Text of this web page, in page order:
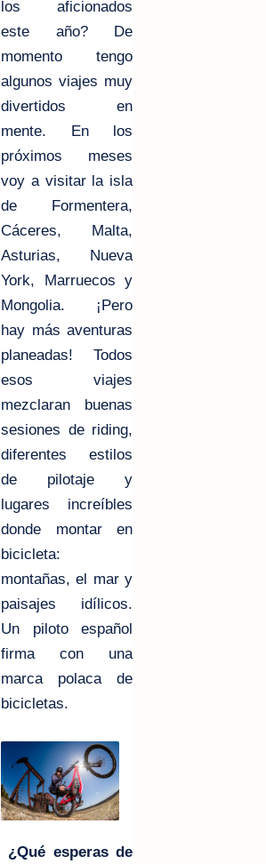
los aficionados
este año? De
momento tengo
algunos viajes muy
divertidos en
mente. En los
próximos meses
voy a visitar la isla
de Formentera,
Cáceres, Malta,
Asturias, Nueva
York, Marruecos y
Mongolia. ¡Pero
hay más aventuras
planeadas! Todos
esos viajes
mezclaran buenas
sesiones de riding,
diferentes estilos
de pilotaje y
lugares increíbles
donde montar en
bicicleta:
montañas, el mar y
paisajes idílicos.
Un piloto español
firma con una
marca polaca de
bicicletas.
¿Qué esperas de